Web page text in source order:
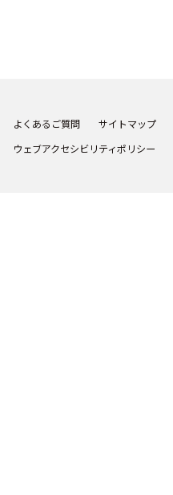
よくあるご質問 サイトマップ
ウェブアクセシビリティポリシー